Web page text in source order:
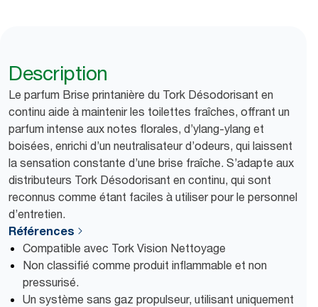
Description
Le parfum Brise printanière du Tork Désodorisant en
continu aide à maintenir les toilettes fraîches, offrant un
parfum intense aux notes florales, d’ylang-ylang et
boisées, enrichi d’un neutralisateur d’odeurs, qui laissent
la sensation constante d’une brise fraîche. S’adapte aux
distributeurs Tork Désodorisant en continu, qui sont
reconnus comme étant faciles à utiliser pour le personnel
d’entretien.
Références
Compatible avec Tork Vision Nettoyage
Non classifié comme produit inflammable et non
pressurisé.
Un système sans gaz propulseur, utilisant uniquement